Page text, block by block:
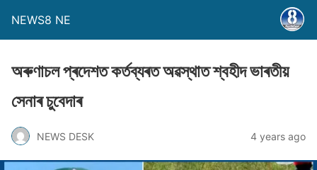
NEWS8 NE
অৰুণাচল প্ৰদেশত কৰ্তব্যৰত অৱস্থাত শ্বহীদ ভাৰতীয়
সেনাৰ চুবেদাৰ
NEWS DESK 4 years ago